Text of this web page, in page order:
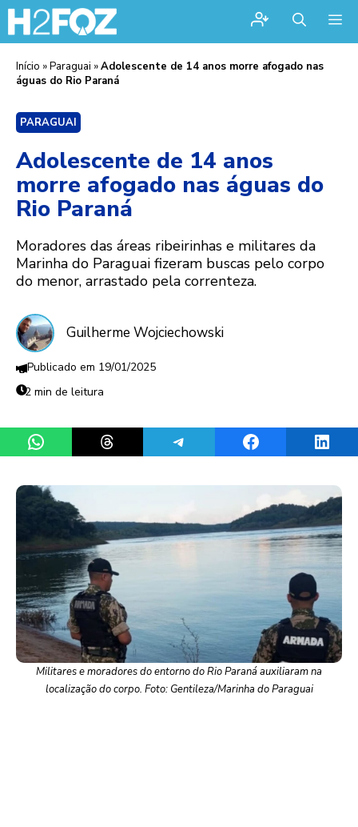
Início »Paraguai »Adolescente de 14 anos morre afogado nas
águas do Rio Paraná
PARAGUAI
Adolescente de 14 anos
morre afogado nas águas do
Rio Paraná
Moradores das áreas ribeirinhas e militares da
Marinha do Paraguai fizeram buscas pelo corpo
do menor, arrastado pela correnteza.
Guilherme Wojciechowski
19/01/2025
2 min de leitura
Share on WhatsAppShare on ThreadsShare on TelegramShare on Facebook
Militares e moradores do entorno do Rio Paraná auxiliaram na
localização do corpo. Foto: Gentileza/Marinha do Paraguai